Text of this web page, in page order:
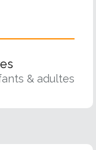
& adultes